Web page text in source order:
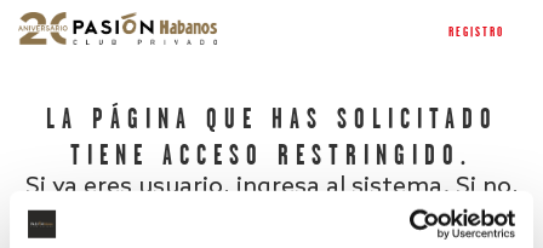
REGISTRO
LA PÁGINA QUE HAS SOLICITADO
TIENE ACCESO RESTRINGIDO.
Si ya eres usuario, ingresa al sistema. Si no,